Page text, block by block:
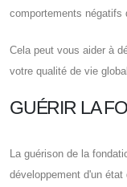
comportements négatifs
Cela peut vous aider à
votre qualité de vie
GUÉRIR LA
La guérison de la
développement d'un